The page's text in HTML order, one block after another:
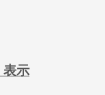
表示